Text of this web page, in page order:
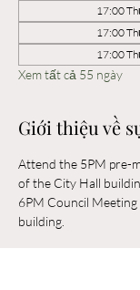
17:00
17:00
17:00
Xem tất cả 55 ngày
Giới thiệu về
Attend the 5PM pre-
of the City Hall
6PM Council Meeting
building.